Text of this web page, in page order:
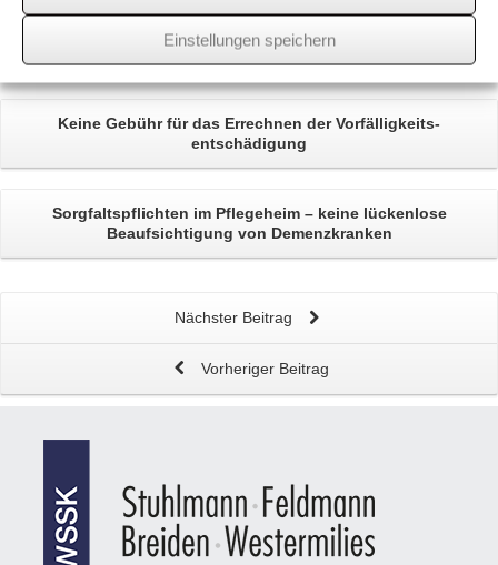
Einstellungen speichern
Verlustabzug bei Kapitalgesellschaften
dem Grundgesetz unvereinbar
Keine Gebühr für das Errechnen derVorfälligkeits­
entschädigung
Sorgfaltspflichten im Pflegeheim– keine lückenlose
Beaufsichtigung von Demenzkranken
Nächster Beitrag
Vorheriger Beitrag